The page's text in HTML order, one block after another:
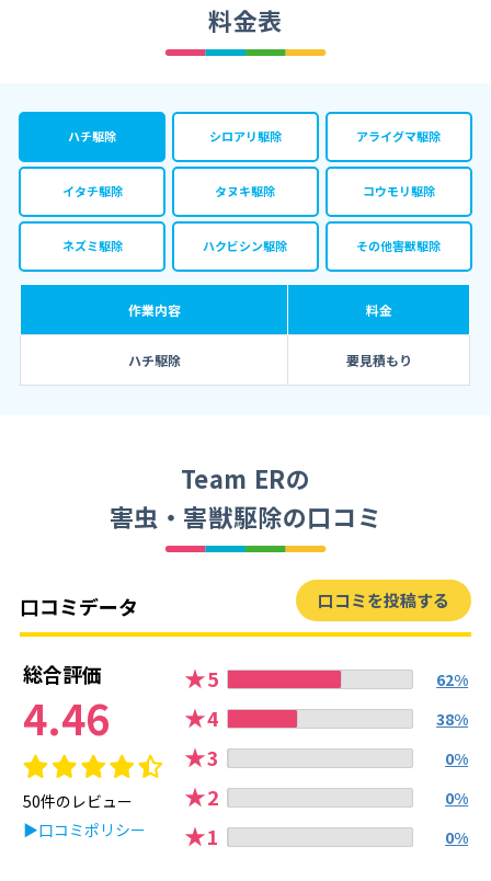
料金表
ハチ駆除 シロアリ駆除 アライグマ駆除
イタチ駆除 タヌキ駆除 コウモリ駆除
ネズミ駆除 ハクビシン駆除 その他害獣駆除
作業内容 料金
ハチ駆除 要見積もり
Team ERの
害虫・害獣駆除の口コミ
口コミデータ 口コミを投稿する
総合評価
4.46
50件のレビュー
▶口コミポリシー
★5 62%
★4 38%
★3 0%
★2 0%
★1 0%